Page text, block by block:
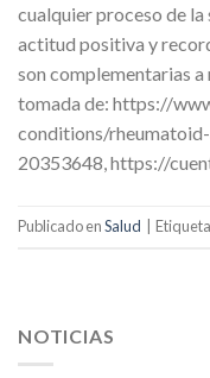
cualquier proceso de la
actitud positiva y
son complementarias
tomada de: https://
conditions/
20353648, https://
Publicado enSalud
NOTICIAS